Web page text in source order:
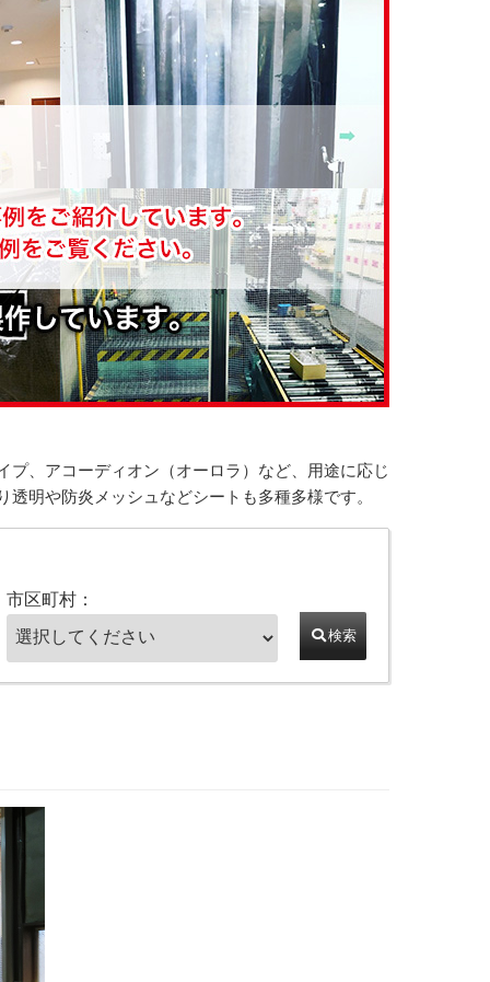
、アコーディオン（オーロラ）など、用途に応じ
明や防炎メッシュなどシートも多種多様です。
市区町村：
検索